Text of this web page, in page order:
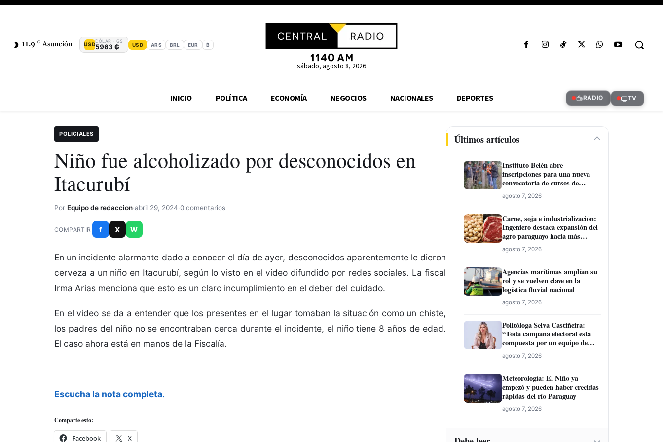
11.9 C Asunción USD
DÓLAR · GS
5963 ₲ USD ARS BRL EUR ₿
sábado, agosto 8, 2026
INICIO POLÍTICA ECONOMÍA NEGOCIOS NACIONALES DEPORTES RADIO TV
POLICIALES
Niño fue alcoholizado por desconocidos en
Itacurubí
Por Equipo de redaccion·abril 29, 2024·0 comentarios
COMPARTIR f X W
En un incidente alarmante dado a conocer el día de ayer, desconocidos aparentemente le dieron
cerveza a un niño en Itacurubí, según lo visto en el video difundido por redes sociales. La fiscal
Irma Arias menciona que esto es un claro incumplimiento en el deber del cuidado.
En el video se da a entender que los presentes en el lugar tomaban la situación como un chiste,
los padres del niño no se encontraban cerca durante el incidente, el niño tiene 8 años de edad.
El caso ahora está en manos de la Fiscalía.
Escucha la nota completa.
Comparte esto:
Facebook X
Últimos artículos
Instituto Belén abre
inscripciones para una nueva
convocatoria de cursos de
formación laboral en Concepción
agosto 7, 2026
Carne, soja e industrialización:
Ingeniero destaca expansión del
agro paraguayo hacia más
mercados
agosto 7, 2026
Agencias marítimas amplían su
rol y se vuelven clave en la
logística fluvial nacional
agosto 7, 2026
Politóloga Selva Castiñeira:
“Toda campaña electoral está
compuesta por un equipo de
profesionales”
agosto 7, 2026
Meteorología: El Niño ya
empezó y pueden haber crecidas
rápidas del río Paraguay
agosto 7, 2026